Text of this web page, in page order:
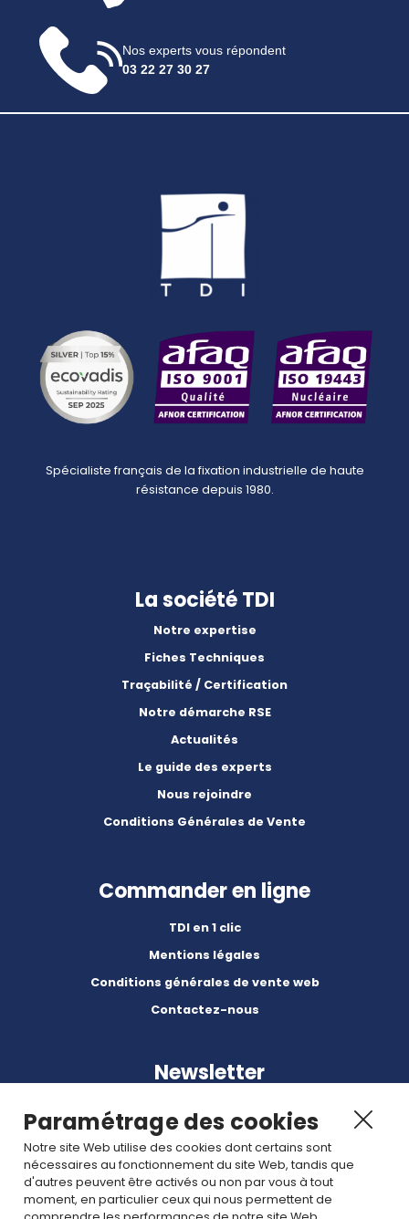
Nos experts vous répondent
03 22 27 30 27
Spécialiste français de la fixation industrielle de haute
résistance depuis 1980.
La société TDI
Notre expertise
Fiches Techniques
Traçabilité / Certification
Notre démarche RSE
Actualités
Le guide des experts
Nous rejoindre
Conditions Générales de Vente
Commander en ligne
TDI en 1 clic
Mentions légales
Conditions générales de vente web
Contactez-nous
Newsletter
Abonnez-vous à nos dernières nouvelles et articles.
Paramétrage des cookies
Notre site Web utilise des cookies dont certains sont
nécessaires au fonctionnement du site Web, tandis que
d'autres peuvent être activés ou non par vous à tout
moment, en particulier ceux qui nous permettent de